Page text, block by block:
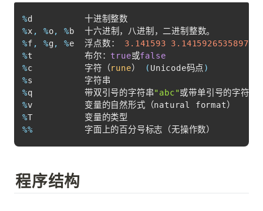
%
%x , %o, %
%f , %g, %e  浮点数： 3.141593
3.141592653589793
%t          布尔： true或false
%c          字符（rune） ( Unicode码点 )
%
%q          带双引号的字符串"abc"或带单引号的字符
%
%
%%
          字面上的百分号标志（无操作数）
程序结构